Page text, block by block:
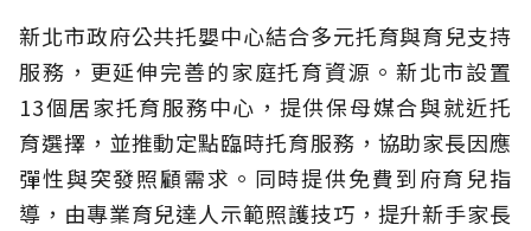
新北市政府公共托嬰中心結合多元托育與育兒支持
服務，更延伸完善的家庭托育資源。新北市設置
13個居家托育服務中心，提供保母媒合與就近托
育選擇，並推動定點臨時托育服務，協助家長因應
彈性與突發照顧需求。同時提供免費到府育兒指
導，由專業育兒達人示範照護技巧，提升新手家長